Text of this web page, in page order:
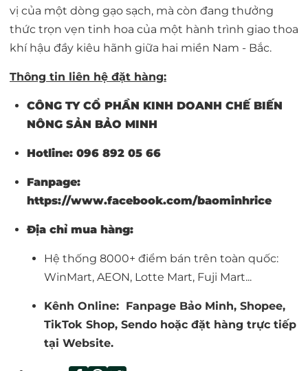
vị của một dòng gạo sạch, mà còn đang thưởng
thức trọn vẹn tinh hoa của một hành trình giao thoa
khí hậu đầy kiêu hãnh giữa hai miền Nam - Bắc.
Thông tin liên hệ đặt hàng:
CÔNG TY CỔ PHẦN KINH DOANH CHẾ BIẾN
NÔNG SẢN BẢO MINH
Hotline: 096 892 05 66
Fanpage:
https://www.facebook.com/baominhrice
Địa chỉ mua hàng:
Hệ thống 8000+ điểm bán trên toàn quốc:
WinMart, AEON, Lotte Mart, Fuji Mart...
Kênh Online: Fanpage Bảo Minh, Shopee,
TikTok Shop, Sendo hoặc đặt hàng trực tiếp
tại Website.